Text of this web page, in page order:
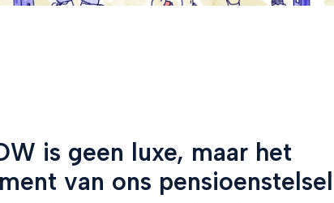
is geen luxe, maar het
van ons